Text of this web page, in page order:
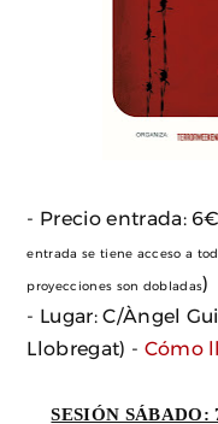
- Precio entrada:
entrada se tiene acceso a
proyecciones son dobladas)
- Lugar: C/Àngel
Llobregat) - Cómo
SESIÓN